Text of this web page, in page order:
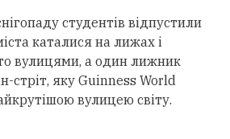
студентів відпустили
каталися на лижах і
вулицями, а один лижник
стріт, яку Guinness World
вулицею світу.